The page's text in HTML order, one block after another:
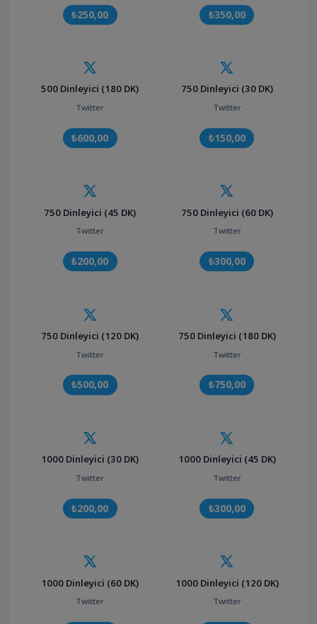
₺250,00 ₺350,00
500 Dinleyici (180 DK)
Twitter
₺600,00
750 Dinleyici (30 DK)
Twitter
₺150,00
750 Dinleyici (45 DK)
Twitter
₺200,00
750 Dinleyici (60 DK)
Twitter
₺300,00
750 Dinleyici (120 DK)
Twitter
₺500,00
750 Dinleyici (180 DK)
Twitter
₺750,00
1000 Dinleyici (30 DK)
Twitter
₺200,00
1000 Dinleyici (45 DK)
Twitter
₺300,00
1000 Dinleyici (60 DK)
Twitter
1000 Dinleyici (120 DK)
Twitter